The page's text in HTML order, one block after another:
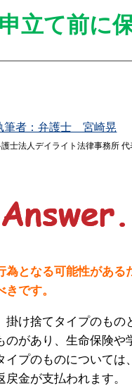
立て前に
筆者：弁護士 宮崎晃
護士法人デイライト法律事務所
為となる可能性がある
です。
掛け捨てタイプのもの
のがあり、生命保険や
イプのものについては
戻金が支払われます。